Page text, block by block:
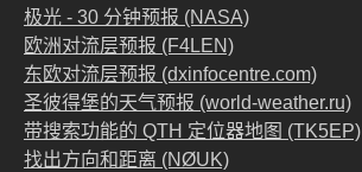
极光 - 30 分钟预报 (NASA)
欧洲对流层预报 (F4LEN)
东欧对流层预报 (dxinfocentre.com)
圣彼得堡的天气预报 (world-weather.ru)
带搜索功能的 QTH 定位器地图 (TK5EP)
找出方向和距离 (NØUK)